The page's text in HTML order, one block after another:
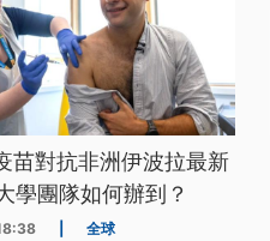
苗對抗非洲伊波拉最新
學團隊如何辦到？
全球